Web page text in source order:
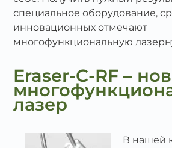
специальное оборудование,
инновационных отмечают
многофункциональную
Eraser-C-RF –
лазер
В нашей